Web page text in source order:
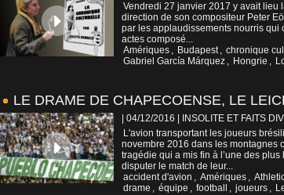
Vendredi 27 janvier 2017 y avait lieu
direction de son compositeur Peter
par les applaudissements nourris qui
actes composé...
Amériques , Budapest , chronique
Gabriel García Márquez , Hongrie ,
LE DRAME DE CHAPECOENSE, LE
| 04/12/2016
INSOLITE ET FAITS
L'avion transportant les joueurs
novembre 2016 dans les montagnes
tragédie qui a mis fin à l’une des
disputer le match de leur...
accident d'avion , Amériques ,
drame , équipe , football , joueurs ,